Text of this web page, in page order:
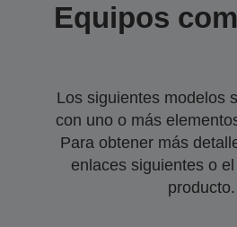
Equipos
Los siguientes modelos
con uno o más
Para obtener más
enlaces siguientes o
producto.